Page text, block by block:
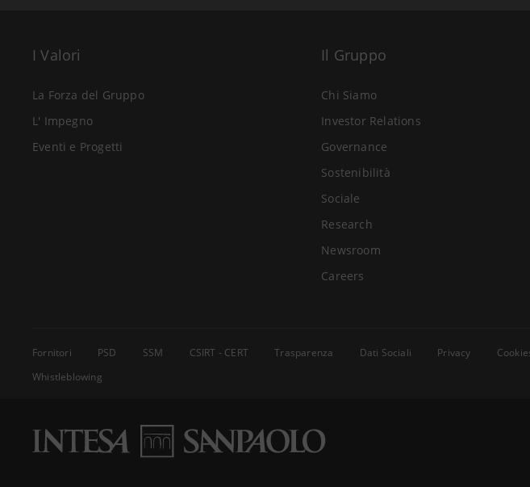
I Valori
La Forza del Gruppo
L' Impegno
Eventi e Progetti
Il Gruppo
Chi Siamo
Investor Relations
Governance
Sostenibilità
Sociale
Research
Newsroom
Careers
Fornitori PSD SSM CSIRT - CERT Trasparenza Dati Sociali Privacy
Whistleblowing